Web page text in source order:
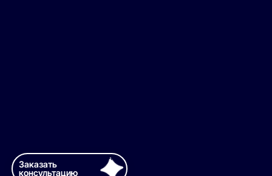
Заказать
консультацию